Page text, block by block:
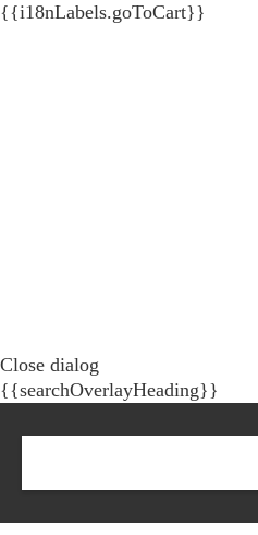
{{i18nLabels.goToCart}}
Close dialog
{{searchOverlayHeading}}